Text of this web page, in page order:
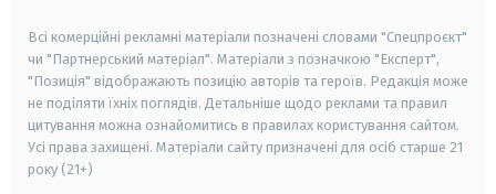
Всі комерційні рекламні матеріали позначені словами "Спецпроєкт"
чи "Партнерський матеріал". Матеріали з позначкою "Експерт",
"Позиція" відображають позицію авторів та героїв. Редакція може
не поділяти їхніх поглядів. Детальніше щодо реклами та правил
цитування можна ознайомитись в правилах користування сайтом.
Усі права захищені. Матеріали сайту призначені для осіб старше 21
року (21+)